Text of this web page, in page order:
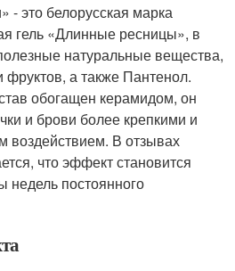
- это белорусская марка
гель «Длинные ресницы», в
натуральные вещества,
фруктов, а также Пантенол.
обогащен керамидом, он
и брови более крепкими и
воздействием. В отзывах
что эффект становится
недель постоянного